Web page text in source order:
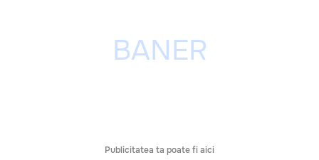
Publicitatea ta poate fi aici